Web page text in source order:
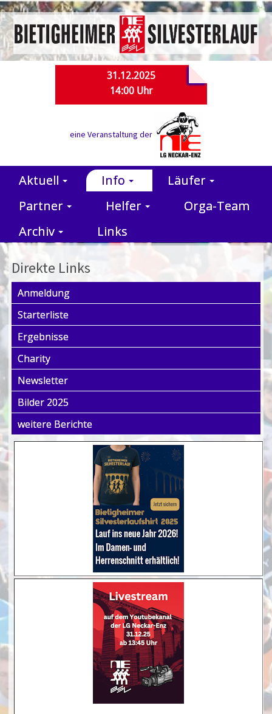
31.12.2025
14:00 Uhr
eine Veranstaltung der
Aktuell Info
Läufer
Partner
Helfer
Orga-Team
Archiv
Links
Direkte Links
Anmeldung
Starterliste
Ergebnisse
Charity
Newsletter
Bilder 2025
weitere Berichte